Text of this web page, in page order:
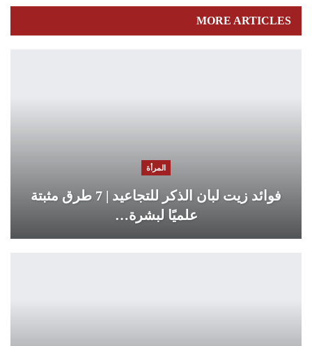
MORE ARTICLES
المرأة
فوائد زيت لبان الذكر للتجاعيد | 7 طرق مثبتة
علميًا لبشرة…